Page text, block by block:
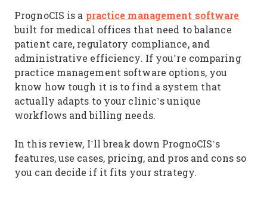
PrognoCIS is a practice management software
built for medical offices that need to balance
patient care, regulatory compliance, and
administrative efficiency. If you’re comparing
practice management software options, you
know how tough it is to find a system that
actually adapts to your clinic’s unique
workflows and billing needs.
In this review, I’ll break down PrognoCIS’s
features, use cases, pricing, and pros and cons so
you can decide if it fits your strategy.